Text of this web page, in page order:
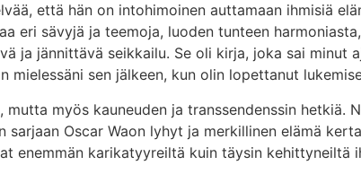
että hän on intohimoinen auttamaan ihmisiä
eri sävyjä ja teemoja, luoden tunteen
ja jännittävä seikkailu. Se oli kirja, joka sai minut
sen jälkeen, kun olin lopettanut
myös kauneuden ja transsendenssin hetkiä.
Oscar Waon lyhyt ja merkillinen elämä
enemmän karikatyyreiltä kuin täysin kehittyneiltä